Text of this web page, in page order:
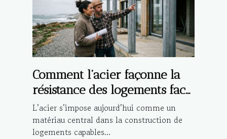
Comment l’acier façonne la
résistance des logements face
aux aléas climatiques
L’acier s’impose aujourd’hui comme un
matériau central dans la construction de
logements capables...